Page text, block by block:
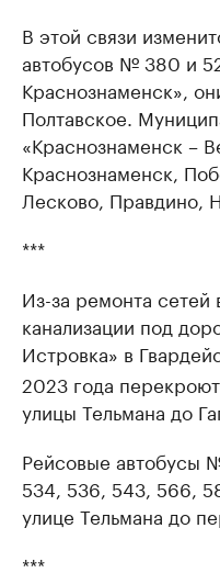
В этой связи
автобусов № 380 и
Краснознаменск»,
Полтавское.
«Краснознаменск –
Краснознаменск,
Лесково, Правдино,
***
Из-за ремонта
канализации под
Истровка» в
2023 года
улицы Тельмана до
Рейсовые автобусы
534, 536, 543, 566,
улице Тельмана до
***